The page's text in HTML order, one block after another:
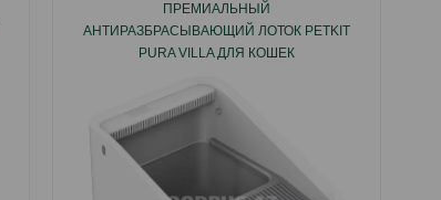
ПРЕМИАЛЬНЫЙ
АНТИРАЗБРАСЫВАЮЩИЙ ЛОТОК PETKIT
PURA VILLA ДЛЯ КОШЕК